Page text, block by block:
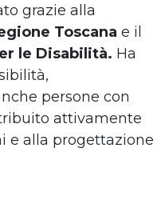
grazie alla
Toscana e il
le Disabilità. Ha
persone con
attivamente
e alla progettazione